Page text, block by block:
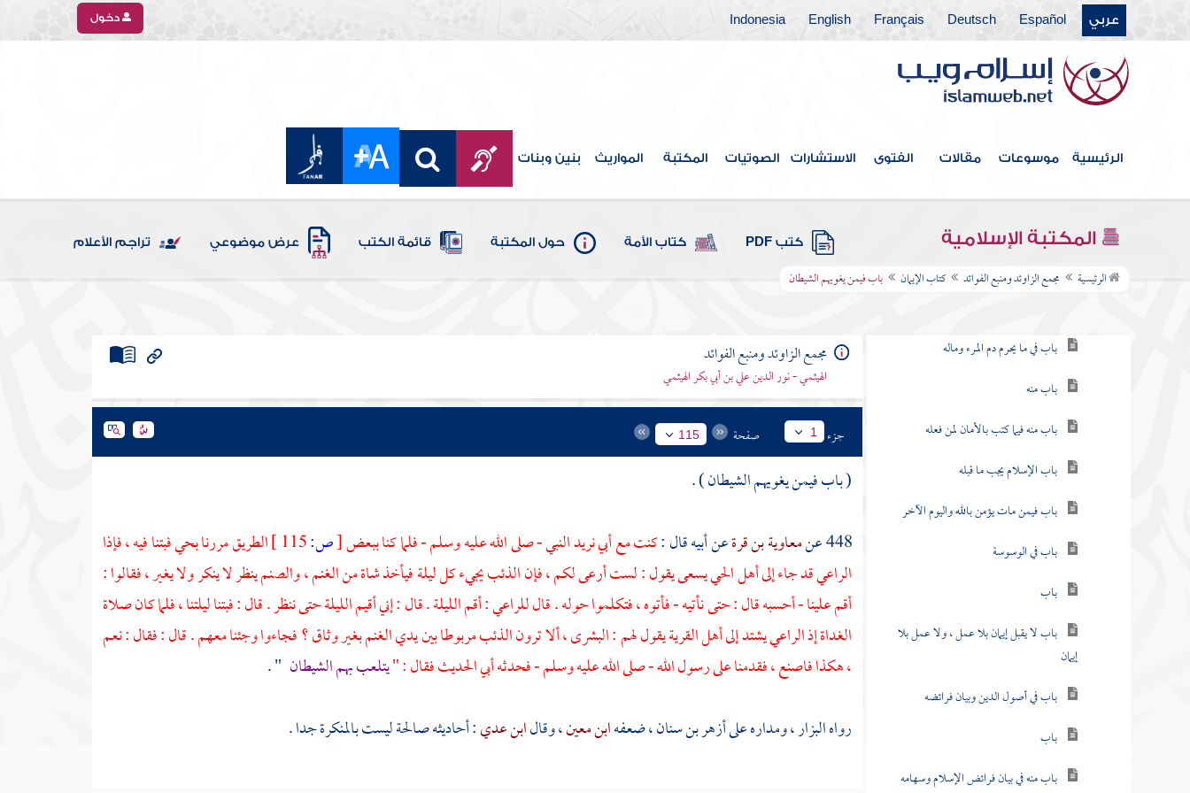
عربي Español
Deutsch
Français
English
Indonesia دخول
الرئيسية موسوعات مقالات الفتوى الاستشارات الصوتيات المكتبة المواريث بنين وبنات
المكتبة الإسلامية كتب PDF كتاب الأمة حول المكتبة قائمة الكتب عرض موضوعي تراجم الأعلام
الرئيسية مجمع الزاوئد ومنبع الفوائد كتاب الإيمان باب فيمن يغويهم الشيطان
فهرس الكتاب
خطبة الكتاب
كتاب الإيمان
باب في ما يحرم دم المرء وماله
باب منه
باب منه فيما كتب بالأمان لمن فعله
باب الإسلام يجب ما قبله
باب فيمن مات يؤمن بالله واليوم الآخر
باب في الوسوسة
باب
باب لا يقبل إيمان بلا عمل ، ولا عمل بلا
إيمان
باب في أصول الدين وبيان فرائضه
باب
باب منه في بيان فرائض الإسلام وسهامه
مجمع الزاوئد ومنبع الفوائد
الهيثمي - نور الدين علي بن أبي بكر الهيثمي
جزء 1 صفحة 115
( باب فيمن يغويهم الشيطان ) .
448 عن
معاوية بن قرةعن أبيه قال :كنت مع أبي نريد النبي - صلى الله عليه وسلم - فلما كنا ببعض[ص:
الطريق مررنا بحي فبتنا فيه ، فإذا
الراعي قد جاء إلى أهل الحي يسعى يقول : لست أرعى لكم ، فإن الذئب يجيء كل ليلة فيأخذ شاة من الغنم ، والصنم ينظر لا ينكر ولا يغير ، فقالوا :
أقم علينا - أحسبه قال : حتى نأتيه - فأتوه ، فتكلموا حوله . قال للراعي : أقم الليلة . قال : إني أقيم الليلة حتى ننظر . قال : فبتنا ليلتنا ، فلما كان صلاة
الغداة إذ الراعي يشتد إلى أهل القرية يقول لهم : البشرى ، ألا ترون الذئب مربوطا بين يدي الغنم بغير وثاق ؟ فجاءوا وجئنا معهم . قال : فقال : نعم
، هكذا فاصنع ، فقدمنا على رسول الله - صلى الله عليه وسلم - فحدثه أبي الحديث فقال : "يتلعب بهم الشيطان " .
رواهالبزار، ومداره علىأزهر بن سنان، ضعفهابن معين، وقالابن عدي: أحاديثه صالحة ليست بالمنكرة جدا .